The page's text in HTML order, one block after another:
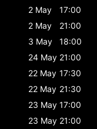
2 May
17:00
2 May
21:00
3 May
18:00
24 May 21:00
22 May 17:30
22 May 21:30
23 May 17:00
23 May 21:00